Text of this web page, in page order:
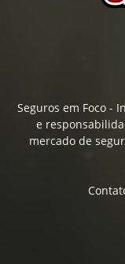
Seguros em Foco -
e
mercado de